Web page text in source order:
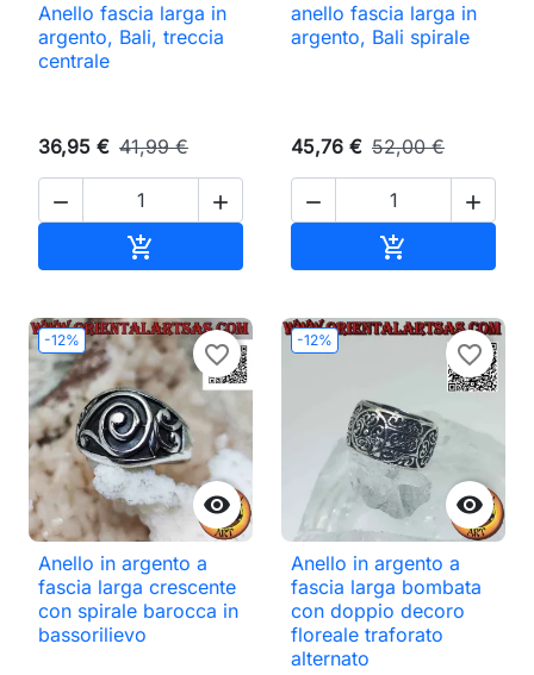
Anello fascia larga in
argento, Bali, treccia
centrale
36,95 € 41,99 €
 

anello fascia larga in
argento, Bali spirale
45,76 € 52,00 €
 

-12%

favorite_border
Anello in argento a
fascia larga crescente
con spirale barocca in
bassorilievo
-12%

favorite_border
Anello in argento a
fascia larga bombata
con doppio decoro
floreale traforato
alternato